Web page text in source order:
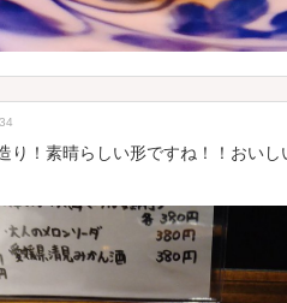
り！素晴らしい形ですね！！おい